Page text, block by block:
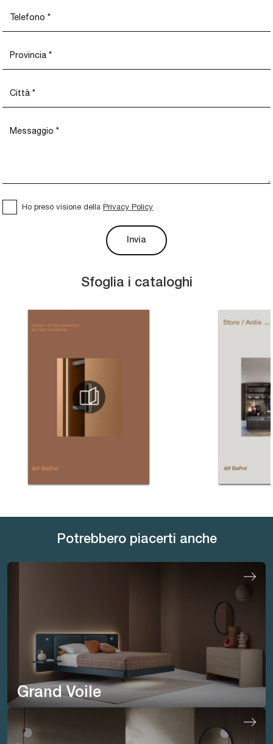
Sfoglia i cataloghi
Ho preso visione della Privacy Policy
Invia
Potrebbero piacerti anche
Grand Voile